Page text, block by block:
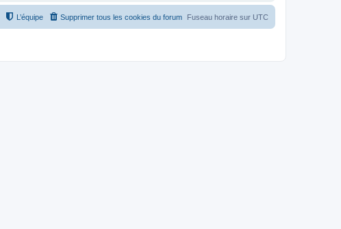
Fuseau horaire sur UTC
Supprimer tous les cookies du forum
L’équipe